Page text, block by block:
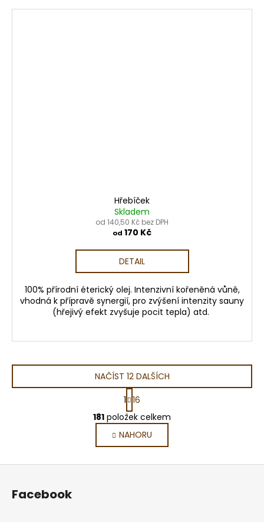
Hřebíček
Skladem
od 140,50 Kč bez DPH
od 170 Kč
DETAIL
100% přírodní éterický olej. Intenzivní kořeněná vůně,
vhodná k přípravě synergií, pro zvýšení intenzity sauny
(hřejivý efekt zvyšuje pocit tepla) atd.
O
v
l
á
d
NAČÍST 12 DALŠÍCH
S
t
r
á
n
k
1 16
181 položek celkem
NAHORU
Z
Facebook